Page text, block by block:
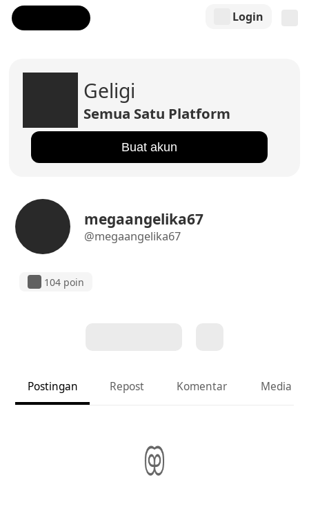
Login
Geligi
Semua Satu Platform
Buat akun
megaangelika67
@megaangelika67
104 poin
Postingan Repost Komentar Media